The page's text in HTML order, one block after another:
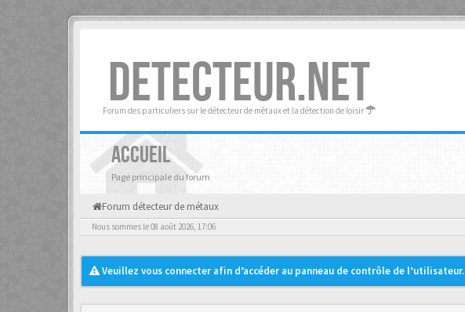
DETECTEUR.NET
Forum des particuliers sur le détecteur de métaux et la détection de loisir
ACCUEIL
Page principale du forum
Forum détecteur de métaux
Nous sommes le 08 août 2026, 17:06
Veuillez vous connecter afin d’accéder au panneau de contrôle de l’utilisateur.